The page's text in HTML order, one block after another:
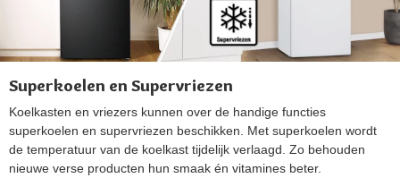
Superkoelen en Supervriezen
Koelkasten en vriezers kunnen over de handige functies
superkoelen en supervriezen beschikken. Met superkoelen wordt
de temperatuur van de koelkast tijdelijk verlaagd. Zo behouden
nieuwe verse producten hun smaak én vitamines beter.